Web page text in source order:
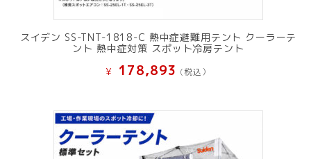
スイデン SS-TNT-1818-C 熱中症避難用テント クーラーテ
ント 熱中症対策 スポット冷房テント
¥ 178,893 (税込）